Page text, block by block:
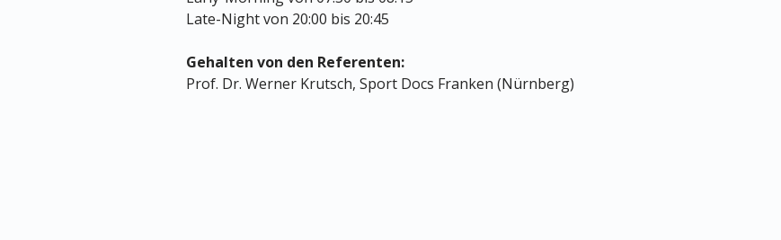
Late-Night von 20:00 bis 20:45
Gehalten von den Referenten:
Prof. Dr. Werner Krutsch, Sport Docs Franken (Nürnberg)